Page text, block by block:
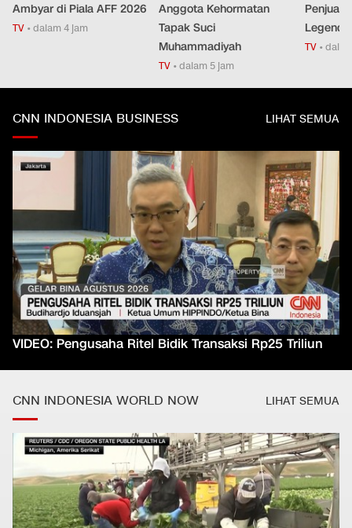
Ambyar di Piala AFF 2026
TV •dalam 4 jam
Anggota Kehormatan
Tapak Suci
Muhammadiyah
TV •dalam 5 jam
Penjual
TV •
CNN INDONESIA BUSINESS LIHAT SEMUA
VIDEO: Pengusaha Ritel Bidik Transaksi Rp25 Triliun
CNN INDONESIA WORLD NOW LIHAT SEMUA